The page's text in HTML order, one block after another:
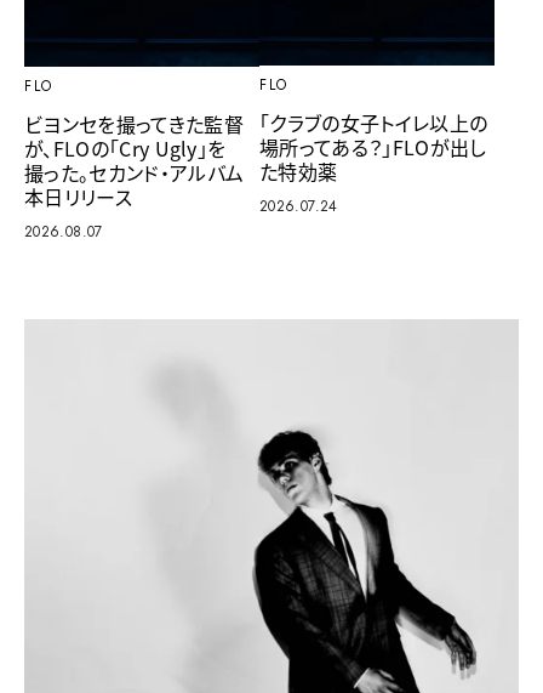
FLO
ビヨンセを撮ってきた監督
が、FLOの「Cry Ugly」を
撮った。セカンド・アルバム
本日リリース
2026.08.07
FLO
「クラブの女子トイレ以上の
場所ってある？」FLOが出し
た特効薬
2026.07.24